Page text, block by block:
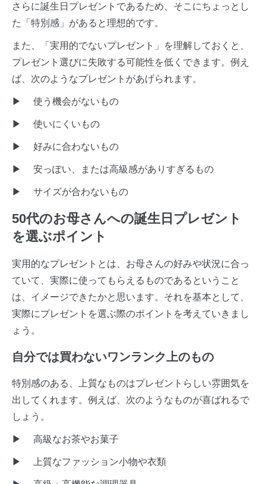
さらに誕生日プレゼントであるため、そこにちょっとし
た「特別感」があると理想的です。
また、「実用的でないプレゼント」を理解しておくと、
プレゼント選びに失敗する可能性を低くできます。例え
ば、次のようなプレゼントがあげられます。
▶ 使う機会がないもの
▶ 使いにくいもの
▶ 好みに合わないもの
▶ 安っぽい、または高級感がありすぎるもの
▶ サイズが合わないもの
50代のお母さんへの誕生日プレゼント
を選ぶポイント
実用的なプレゼントとは、お母さんの好みや状況に合っ
ていて、実際に使ってもらえるものであるということ
は、イメージできたかと思います。それを基本として、
実際にプレゼントを選ぶ際のポイントを考えていきまし
ょう。
自分では買わないワンランク上のもの
特別感のある、上質なものはプレゼントらしい雰囲気を
出してくれます。例えば、次のようなものが喜ばれるで
しょう。
▶ 高級なお茶やお菓子
▶ 上質なファッション小物や衣類